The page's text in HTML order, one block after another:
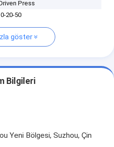
Press
20-50
göster
Bilgileri
Yeni Bölgesi, Suzhou, Çin